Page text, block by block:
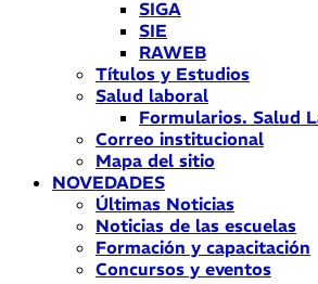
SIGA
SIE
RAWEB
Títulos y Estudios
Salud laboral
Formularios. Salud
Correo institucional
Mapa del sitio
NOVEDADES
Últimas Noticias
Noticias de las escuelas
Formación y capacitación
Concursos y eventos